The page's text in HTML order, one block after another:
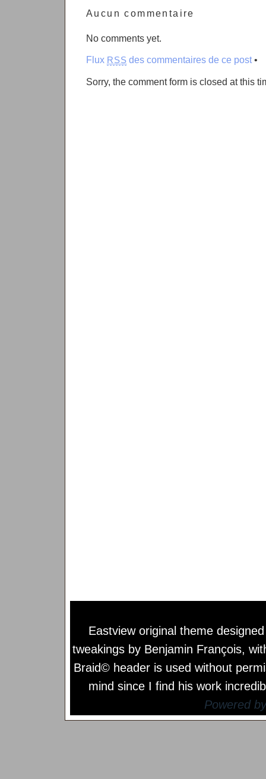
Aucun commentaire
No comments yet.
Flux RSS des commentaires de ce post•
Sorry, the comment form is closed at this
Eastview original theme
tweakings by Benjamin François,
Braid© header is used without
mind since I find his work
Powered